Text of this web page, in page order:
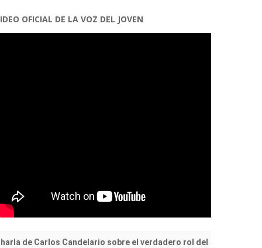
OFICIAL DE LA VOZ DEL JOVEN
de Carlos Candelario sobre el verdadero rol del